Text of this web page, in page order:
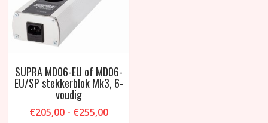
SUPRA MD06-EU of MD06-
EU/SP stekkerblok Mk3, 6-
voudig
€205,00 - €255,00Prijsklasse: